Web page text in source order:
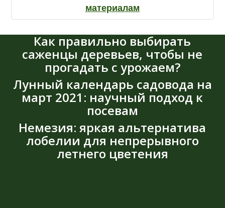
материалам
Как правильно выбирать
саженцы деревьев, чтобы не
прогадать с урожаем?
Лунный календарь садовода на
март 2021: научный подход к
посевам
Немезия: яркая альтернатива
лобелии для непрерывного
летнего цветения